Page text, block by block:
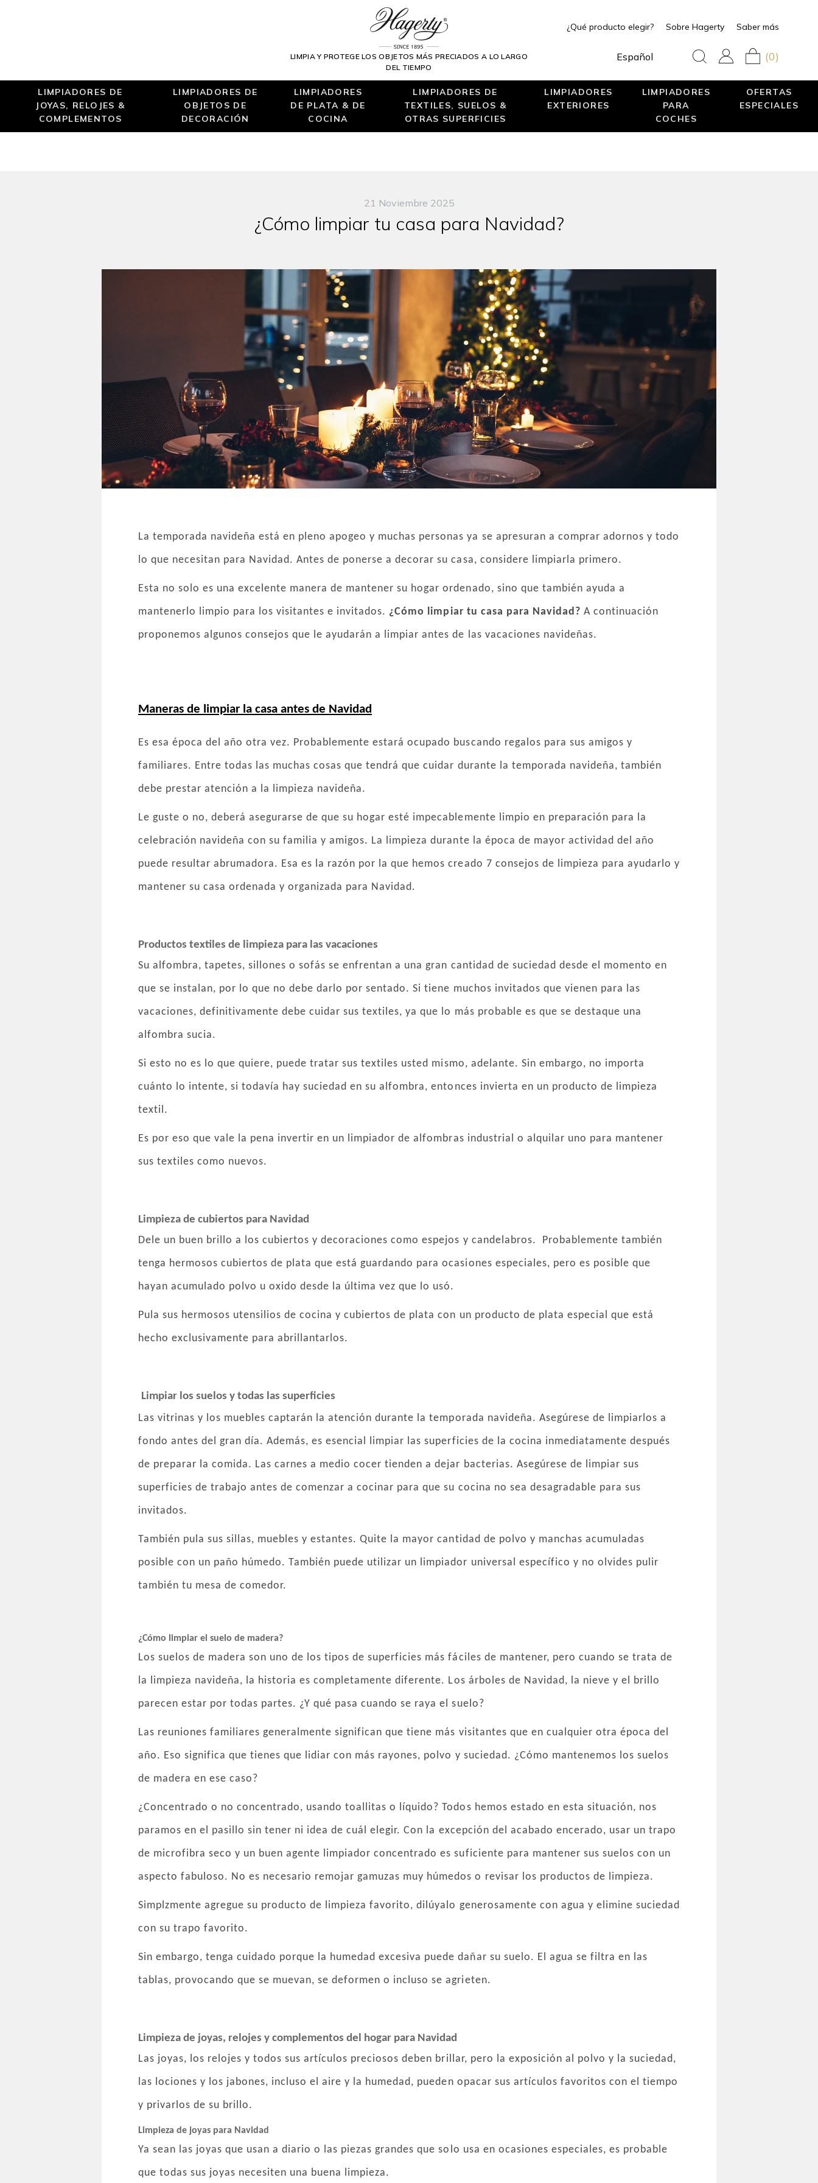
LIMPIA Y PROTEGE LOS OBJETOS MÁS PRECIADOS A LO LARGO
DEL TIEMPO
¿Qué producto elegir? Sobre Hagerty Saber más
Español (0)
LIMPIADORES DE
JOYAS, RELOJES &
COMPLEMENTOS
LIMPIADORES DE
OBJETOS DE
DECORACIÓN
LIMPIADORES
DE PLATA & DE
COCINA
LIMPIADORES DE
TEXTILES, SUELOS &
OTRAS SUPERFICIES
LIMPIADORES
EXTERIORES
LIMPIADORES
PARA
COCHES
OFERTAS
ESPECIALES
21 Noviembre 2025
¿Cómo limpiar tu casa para Navidad?
La temporada navideña está en pleno apogeo y muchas personas ya se apresuran a comprar adornos y todo
lo que necesitan para Navidad. Antes de ponerse a decorar su casa, considere limpiarla primero.
Esta no solo es una excelente manera de mantener su hogar ordenado, sino que también ayuda a
mantenerlo limpio para los visitantes e invitados. ¿Cómo limpiar tu casa para Navidad? A continuación
proponemos algunos consejos que le ayudarán a limpiar antes de las vacaciones navideñas.
Maneras de limpiar la casa antes de Navidad
Es esa época del año otra vez. Probablemente estará ocupado buscando regalos para sus amigos y
familiares. Entre todas las muchas cosas que tendrá que cuidar durante la temporada navideña, también
debe prestar atención a la limpieza navideña.
Le guste o no, deberá asegurarse de que su hogar esté impecablemente limpio en preparación para la
celebración navideña con su familia y amigos. La limpieza durante la época de mayor actividad del año
puede resultar abrumadora. Esa es la razón por la que hemos creado 7 consejos de limpieza para ayudarlo y
mantener su casa ordenada y organizada para Navidad.
Productos textiles de limpieza para las vacaciones
Su alfombra, tapetes, sillones o sofás se enfrentan a una gran cantidad de suciedad desde el momento en
que se instalan, por lo que no debe darlo por sentado. Si tiene muchos invitados que vienen para las
vacaciones, definitivamente debe cuidar sus textiles, ya que lo más probable es que se destaque una
alfombra sucia.
Si esto no es lo que quiere, puede tratar sus textiles usted mismo, adelante. Sin embargo, no importa
cuánto lo intente, si todavía hay suciedad en su alfombra, entonces invierta en un producto de limpieza
textil.
Es por eso que vale la pena invertir en un limpiador de alfombras industrial o alquilar uno para mantener
sus textiles como nuevos.
Limpieza de cubiertos para Navidad
Dele un buen brillo a los cubiertos y decoraciones como espejos y candelabros. Probablemente también
tenga hermosos cubiertos de plata que está guardando para ocasiones especiales, pero es posible que
hayan acumulado polvo u oxido desde la última vez que lo usó.
Pula sus hermosos utensilios de cocina y cubiertos de plata con un producto de plata especial que está
hecho exclusivamente para abrillantarlos.
Limpiar los suelos y todas las superficies
Las vitrinas y los muebles captarán la atención durante la temporada navideña. Asegúrese de limpiarlos a
fondo antes del gran día. Además, es esencial limpiar las superficies de la cocina inmediatamente después
de preparar la comida. Las carnes a medio cocer tienden a dejar bacterias. Asegúrese de limpiar sus
superficies de trabajo antes de comenzar a cocinar para que su cocina no sea desagradable para sus
invitados.
También pula sus sillas, muebles y estantes. Quite la mayor cantidad de polvo y manchas acumuladas
posible con un paño húmedo. También puede utilizar un limpiador universal específico y no olvides pulir
también tu mesa de comedor.
¿Cómo limpiar el suelo de madera?
Los suelos de madera son uno de los tipos de superficies más fáciles de mantener, pero cuando se trata de
la limpieza navideña, la historia es completamente diferente. Los árboles de Navidad, la nieve y el brillo
parecen estar por todas partes. ¿Y qué pasa cuando se raya el suelo?
Las reuniones familiares generalmente significan que tiene más visitantes que en cualquier otra época del
año. Eso significa que tienes que lidiar con más rayones, polvo y suciedad. ¿Cómo mantenemos los suelos
de madera en ese caso?
¿Concentrado o no concentrado, usando toallitas o líquido? Todos hemos estado en esta situación, nos
paramos en el pasillo sin tener ni idea de cuál elegir. Con la excepción del acabado encerado, usar un trapo
de microfibra seco y un buen agente limpiador concentrado es suficiente para mantener sus suelos con un
aspecto fabuloso. No es necesario remojar gamuzas muy húmedos o revisar los productos de limpieza.
Simplzmente agregue su producto de limpieza favorito, dilúyalo generosamente con agua y elimine suciedad
con su trapo favorito.
Sin embargo, tenga cuidado porque la humedad excesiva puede dañar su suelo. El agua se filtra en las
tablas, provocando que se muevan, se deformen o incluso se agrieten.
Limpieza de joyas, relojes y complementos del hogar para Navidad
Las joyas, los relojes y todos sus artículos preciosos deben brillar, pero la exposición al polvo y la suciedad,
las lociones y los jabones, incluso el aire y la humedad, pueden opacar sus artículos favoritos con el tiempo
y privarlos de su brillo.
Limpieza de joyas para Navidad
Ya sean las joyas que usan a diario o las piezas grandes que solo usa en ocasiones especiales, es probable
que todas sus joyas necesiten una buena limpieza.